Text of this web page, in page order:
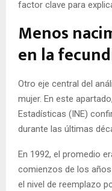
factor clave para
Menos
en la
Otro eje central del
mujer. En este
Estadísticas (INE)
durante las últimas
En 1992, el promedio
comienzos de los
el nivel de reemplazo